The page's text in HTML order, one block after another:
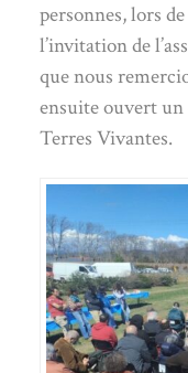
personnes, lors
l’invitation de
que nous
ensuite ouvert un
Terres Vivantes.